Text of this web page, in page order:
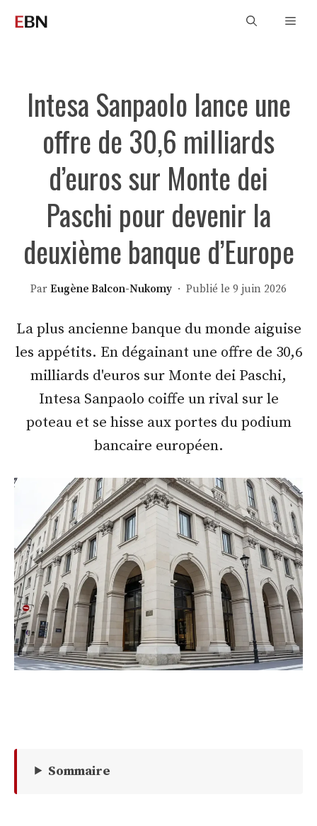
Intesa Sanpaolo lance une
offre de 30,6 milliards
d’euros sur Monte dei
Paschi pour devenir la
deuxième banque d’Europe
Par Eugène Balcon-Nukomy · Publié le 9 juin 2026
La plus ancienne banque du monde aiguise
les appétits. En dégainant une offre de 30,6
milliards d'euros sur Monte dei Paschi,
Intesa Sanpaolo coiffe un rival sur le
poteau et se hisse aux portes du podium
bancaire européen.
Sommaire